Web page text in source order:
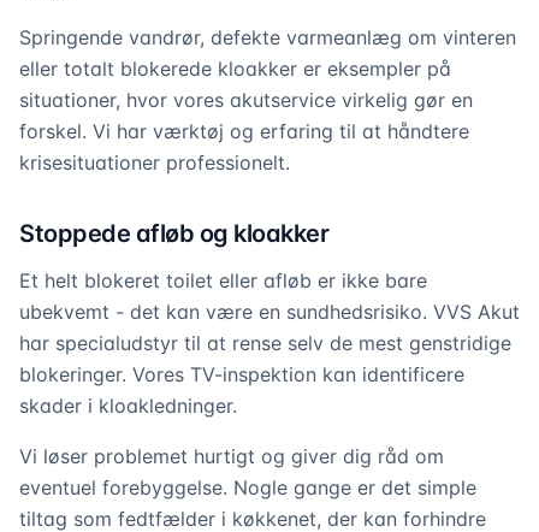
Springende vandrør, defekte varmeanlæg om vinteren
eller totalt blokerede kloakker er eksempler på
situationer, hvor vores akutservice virkelig gør en
forskel. Vi har værktøj og erfaring til at håndtere
krisesituationer professionelt.
Stoppede afløb og kloakker
Et helt blokeret toilet eller afløb er ikke bare
ubekvemt - det kan være en sundhedsrisiko. VVS Akut
har specialudstyr til at rense selv de mest genstridige
blokeringer. Vores TV-inspektion kan identificere
skader i kloakledninger.
Vi løser problemet hurtigt og giver dig råd om
eventuel forebyggelse. Nogle gange er det simple
tiltag som fedtfælder i køkkenet, der kan forhindre